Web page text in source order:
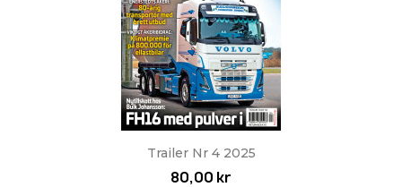
Trailer Nr 4 2025
80,00 kr